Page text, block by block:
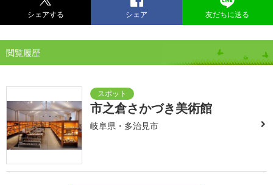
シェアする シェア 友だちに送る
閲覧履歴
市之倉さかづき美術館
岐阜県・多治見市